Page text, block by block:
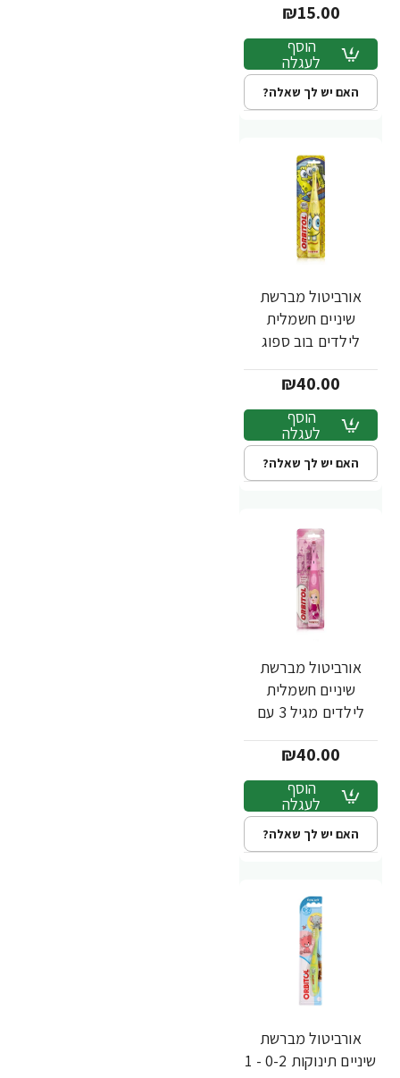
₪15.00
הוסף
לעגלה
האם יש לך שאלה?
אורביטול מברשת
שיניים חשמלית
לילדים בוב ספוג
₪40.00
הוסף
לעגלה
האם יש לך שאלה?
אורביטול מברשת
שיניים חשמלית
לילדים מגיל 3 עם
₪40.00
הוסף
לעגלה
האם יש לך שאלה?
אורביטול מברשת
שיניים תינוקות 0-2 - 1